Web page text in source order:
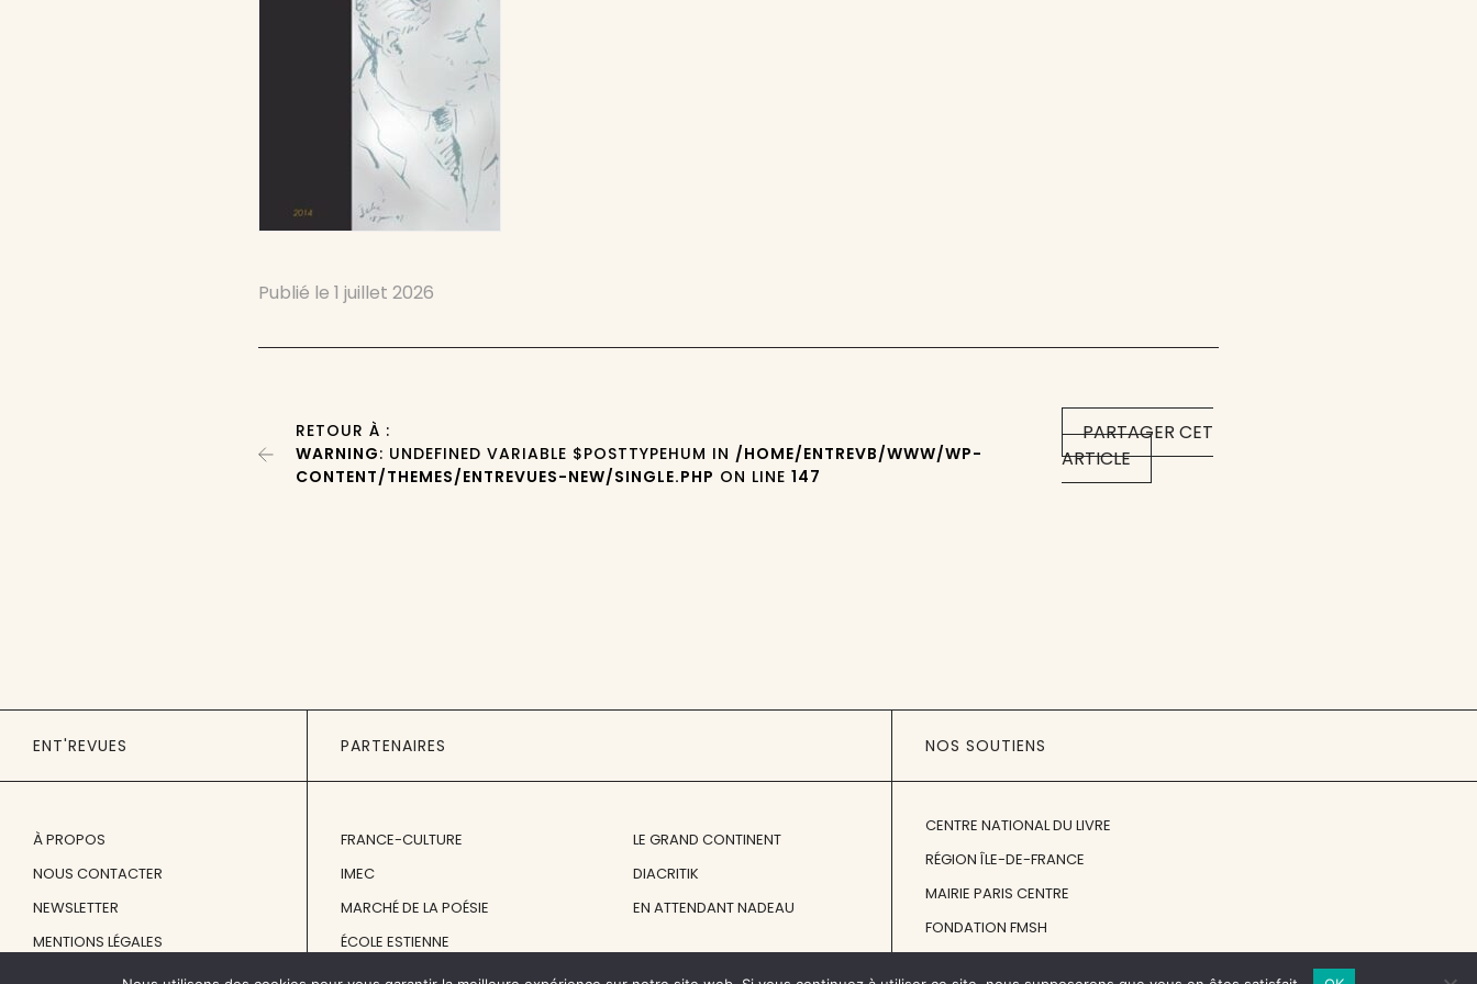
Publié le1 juillet 2026
PARTAGER CET
ARTICLE
RETOUR À :
WARNING: UNDEFINED VARIABLE $POSTTYPEHUM IN /HOME/ENTREVB/WWW/WP-
CONTENT/THEMES/ENTREVUES-NEW/SINGLE.PHP ON LINE147
ENT'REVUES
À PROPOS
NOUS CONTACTER
NEWSLETTER
MENTIONS LÉGALES
PARTENAIRES
FRANCE-CULTURE
IMEC
MARCHÉ DE LA POÉSIE
ÉCOLE ESTIENNE
LE GRAND CONTINENT
DIACRITIK
EN ATTENDANT NADEAU
NOS SOUTIENS
CENTRE NATIONAL DU LIVRE
RÉGION ÎLE-DE-FRANCE
MAIRIE PARIS CENTRE
FONDATION FMSH